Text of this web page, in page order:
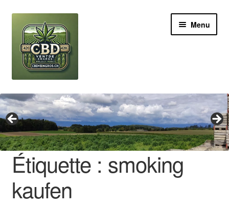
navigation
contenu
Menu
Revendeur
Grossiste Cannabis CBD
Huile de CBD
Boutures de CBD
Brands
Étiquette : smoking
kaufen